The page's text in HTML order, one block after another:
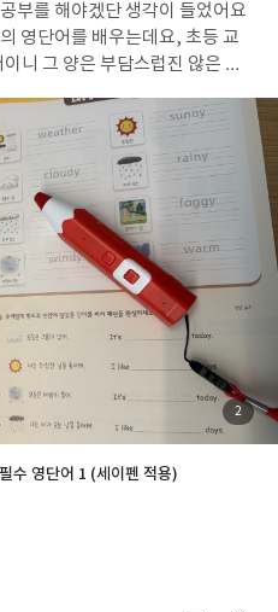
부를 해야겠단 생각이 들었어요
영단어를 배우는데요, 초등 교
니 그 양은 부담스럽진 않은 것
나눠져 있어 부담없이 공부하기
파일은 큐알코드로 스캔해 들
하는 초등필수영단어(1권)으로
교과
. 쓰는건 귀찮아 하지만 듣고 말하
습관만들기 해보기에 좋은 교재에
첨
부
사
2
수 영단어 1 (세이펜 적용)